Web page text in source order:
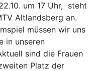
um 17 Uhr, steht
Altlandsberg an.
müssen wir uns
in unseren
sind die Frauen
Platz der